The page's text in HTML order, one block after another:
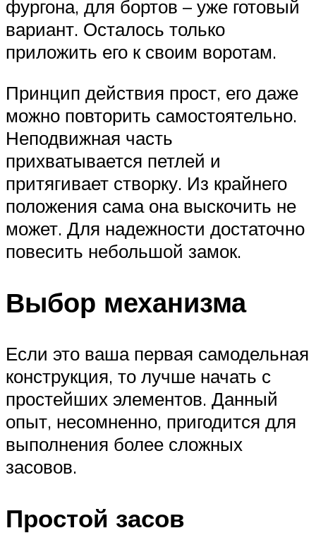
фургона, для бортов – уже готовый
вариант. Осталось только
приложить его к своим воротам.
Принцип действия прост, его даже
можно повторить самостоятельно.
Неподвижная часть
прихватывается петлей и
притягивает створку. Из крайнего
положения сама она выскочить не
может. Для надежности достаточно
повесить небольшой замок.
Выбор механизма
Если это ваша первая самодельная
конструкция, то лучше начать с
простейших элементов. Данный
опыт, несомненно, пригодится для
выполнения более сложных
засовов.
Простой засов